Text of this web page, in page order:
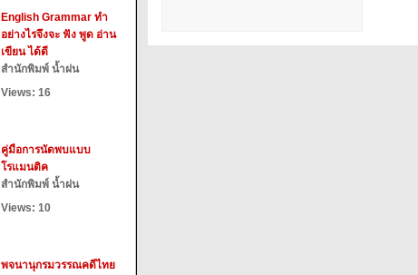
English Grammar ทำ
อย่างไรจึงจะ ฟัง พูด อ่าน
เขียน ได้ดี
สำนักพิมพ์ น้ำฝน
Views: 16
คู่มือการนัดพบแบบ
โรแมนติค
สำนักพิมพ์ น้ำฝน
Views: 10
พจนานุกรมวรรณคดีไทย